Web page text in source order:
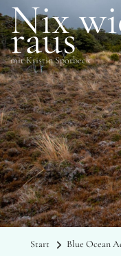
Nix
raus
mit Kristin Sporbeck
Blue
Start Blue Ocean